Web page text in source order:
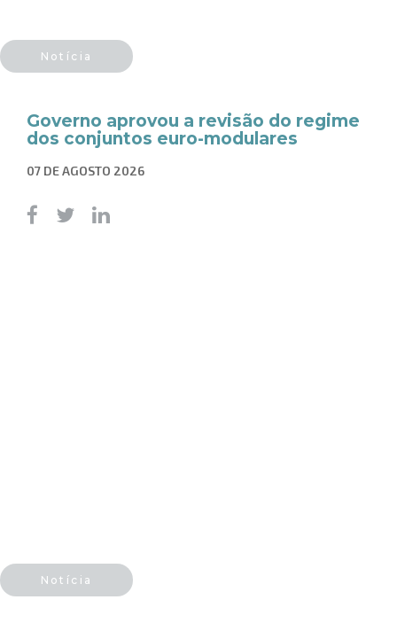
Notícia
Governo aprovou a revisão do regime
dos conjuntos euro-modulares
07 DE AGOSTO 2026
Notícia